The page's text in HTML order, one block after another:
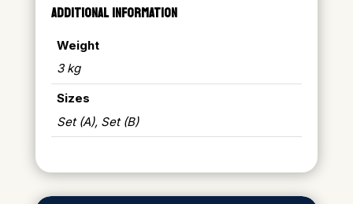
ADDITIONAL INFORMATION
Weight
3 kg
Sizes
Set (A), Set (B)